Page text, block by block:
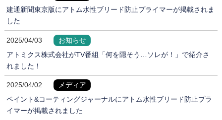
建通新聞東京版にアトム水性ブリード防止プライマーが掲載されま
した
2025/04/03
お知らせ
アトミクス株式会社がTV番組「何を隠そう…ソレが！」で紹介さ
れました！
2025/04/02
メディア
ペイント&コーティングジャーナルにアトム水性ブリード防止プラ
イマーが掲載されました